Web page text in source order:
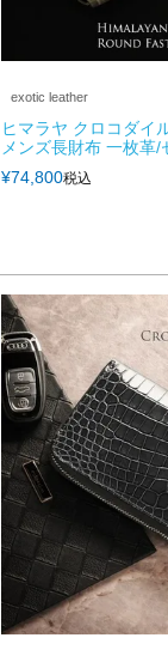
exotic leather
ヒマラヤ クロコダイ
メンズ長財布 一枚革
¥74,800税込